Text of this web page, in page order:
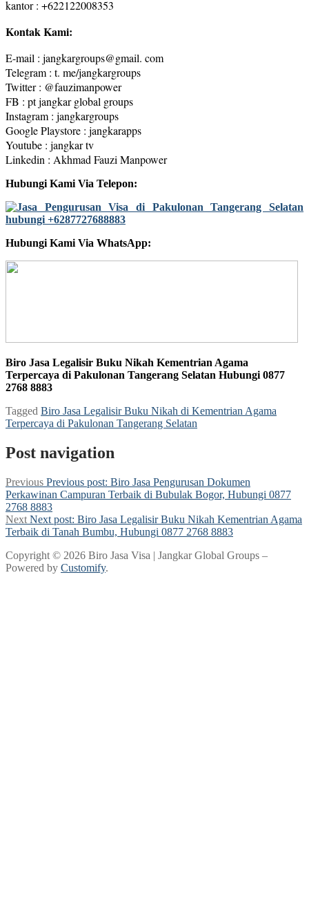
kantor : +622122008353
Kontak Kami:
E-mail : jangkargroups@gmail. com
Telegram : t. me/jangkargroups
Twitter : @fauzimanpower
FB : pt jangkar global groups
Instagram : jangkargroups
Google Playstore : jangkarapps
Youtube : jangkar tv
Linkedin : Akhmad Fauzi Manpower
Hubungi Kami Via Telepon:
Hubungi Kami Via WhatsApp:
Biro Jasa Legalisir Buku Nikah Kementrian Agama
Terpercaya di Pakulonan Tangerang Selatan Hubungi 0877
2768 8883
Tagged Biro Jasa Legalisir Buku Nikah di Kementrian Agama
Terpercaya di Pakulonan Tangerang Selatan
Post navigation
Previous Previous post: Biro Jasa Pengurusan Dokumen
Perkawinan Campuran Terbaik di Bubulak Bogor, Hubungi 0877
2768 8883
Next Next post: Biro Jasa Legalisir Buku Nikah Kementrian Agama
Terbaik di Tanah Bumbu, Hubungi 0877 2768 8883
Copyright © 2026 Biro Jasa Visa | Jangkar Global Groups –
Powered by Customify.